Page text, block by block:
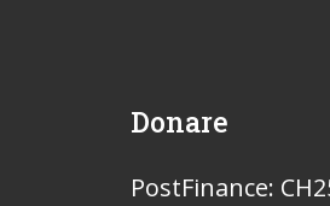
Donare
PostFinance: